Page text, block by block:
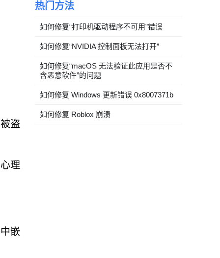
盗
理
嵌
热门方法
如何修复“打印机驱动程序不可用”错误
如何修复“NVIDIA 控制面板无法打开”
如何修复“macOS 无法验证此应用是否不
含恶意软件”的问题
如何修复 Windows 更新错误 0x8007371b
如何修复 Roblox 崩溃